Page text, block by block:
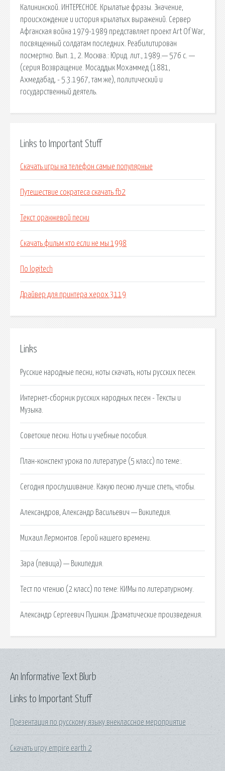
Калининской. ИНТЕРЕСНОЕ. Крылатые фразы. Значение,
происхождение и история крылатых выражений. Сервер
Афганская война 1979-1989 представляет проект Art Of War,
посвященный солдатам последних. Реабилитирован
посмертно. Вып. 1, 2. Москва.: Юрид. лит., 1989.— 576 с. —
(серия Возвращение. Мосаддык Мохаммед (1881,
Ахмедабад, - 5.3.1967, там же), политический и
государственный деятель.
Links to Important Stuff
Скачать игры на телефон самые популярные
Путешествие сократеса скачать fb2
Текст оранжевой песни
Скачать фильм кто если не мы 1998
По logitech
Драйвер для принтера херох 3119
Links
Русские народные песни, ноты скачать, ноты русских песен.
Интернет-сборник русских народных песен - Тексты и
Музыка.
Советские песни. Ноты и учебные пособия.
План-конспект урока по литературе (5 класс) по теме:.
Сегодня прослушивание. Какую песню лучше спеть, чтобы.
Александров, Александр Васильевич — Википедия.
Михаил Лермонтов. Герой нашего времени.
Зара (певица) — Википедия.
Тест по чтению (2 класс) по теме: КИМы по литературному.
Александр Сергеевич Пушкин. Драматические произведения.
Links to Important Stuff
Презентация по русскому языку внеклассное мероприятие
Скачать игру empire earth 2
An Informative Text Blurb